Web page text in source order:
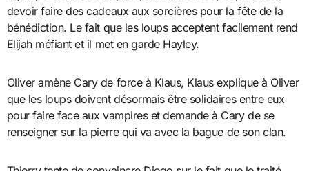
devoir faire des cadeaux aux sorcières pour la fête de la
bénédiction. Le fait que les loups acceptent facilement rend
Elijah méfiant et il met en garde Hayley.
Oliver amène Cary de force à Klaus, Klaus explique à Oliver
que les loups doivent désormais être solidaires entre eux
pour faire face aux vampires et demande à Cary de se
renseigner sur la pierre qui va avec la bague de son clan.